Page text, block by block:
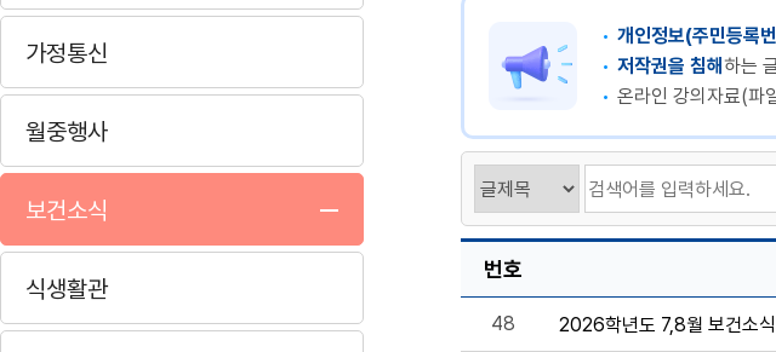
가정통신
월중행사
보건소식
식생활관
개인정보(주민등록
저작권을 침해하는
온라인 강의자료(파
번호
48 2026학년도 7,8월 보건소